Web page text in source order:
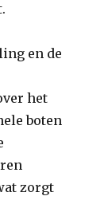
en de
het
boten
zorgt